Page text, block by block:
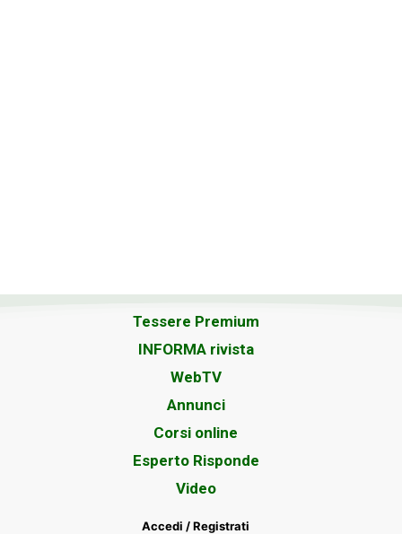
Tessere Premium
INFORMA rivista
WebTV
Annunci
Corsi online
Esperto Risponde
Video
Accedi / Registrati